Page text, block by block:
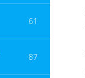
61
87